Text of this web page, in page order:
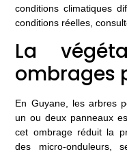
conditions climatiques
conditions réelles,
La
ombrages
En Guyane, les arbres
un ou deux panneaux
cet ombrage réduit la
des micro-onduleurs,